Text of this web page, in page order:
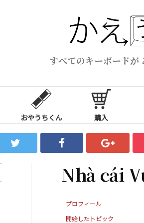
すべてのキーボードが
おやうちくん 購入
Nhà cái
プロフィール
開始したトピック